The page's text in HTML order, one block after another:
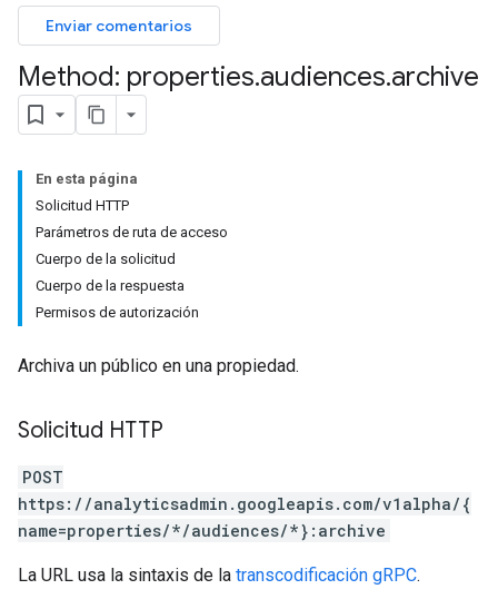
Enviar comentarios
Method: properties.audiences.archive
En esta página
Solicitud HTTP
Parámetros de ruta de acceso
Cuerpo de la solicitud
Cuerpo de la respuesta
Permisos de autorización
Archiva un público en una propiedad.
Solicitud HTTP
POST
https://analyticsadmin.googleapis.com/v1alpha/{
name=properties/*/audiences/*}:archive
La URL usa la sintaxis de la transcodificación gRPC.